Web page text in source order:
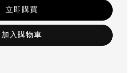
立即購買
加入購物車